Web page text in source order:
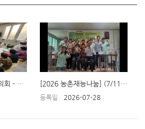
진안군마을만들기협의회 - 의약교실(7월 23일 원반마을) [2026 농촌재능나눔] (7/11) 3차시 국군간호사관학교 민트리트리버 치매예방 서비스 제공 활동
등록일 2026-07-28